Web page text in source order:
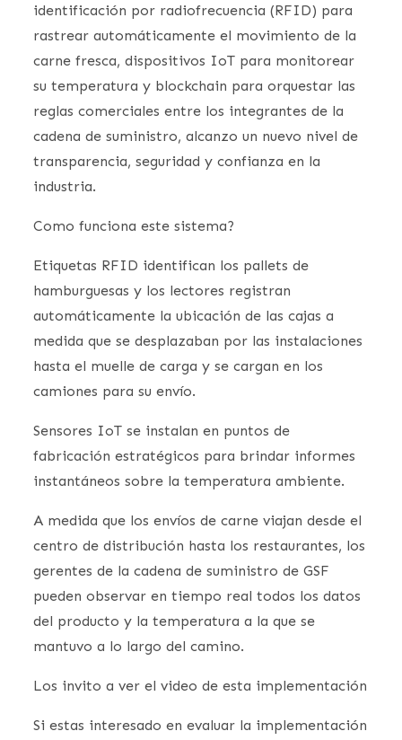
identificación por radiofrecuencia (RFID) para
rastrear automáticamente el movimiento de la
carne fresca, dispositivos IoT para monitorear
su temperatura y blockchain para orquestar las
reglas comerciales entre los integrantes de la
cadena de suministro, alcanzo un nuevo nivel de
transparencia, seguridad y confianza en la
industria.
Como funciona este sistema?
Etiquetas RFID identifican los pallets de
hamburguesas y los lectores registran
automáticamente la ubicación de las cajas a
medida que se desplazaban por las instalaciones
hasta el muelle de carga y se cargan en los
camiones para su envío.
Sensores IoT se instalan en puntos de
fabricación estratégicos para brindar informes
instantáneos sobre la temperatura ambiente.
A medida que los envíos de carne viajan desde el
centro de distribución hasta los restaurantes, los
gerentes de la cadena de suministro de GSF
pueden observar en tiempo real todos los datos
del producto y la temperatura a la que se
mantuvo a lo largo del camino.
Los invito a ver el video de esta implementación
Si estas interesado en evaluar la implementación